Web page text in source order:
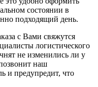
состоянии в
подходящий день.
с Вами свяжутся
логистического
не изменились ли у
наш
и предупредит, что